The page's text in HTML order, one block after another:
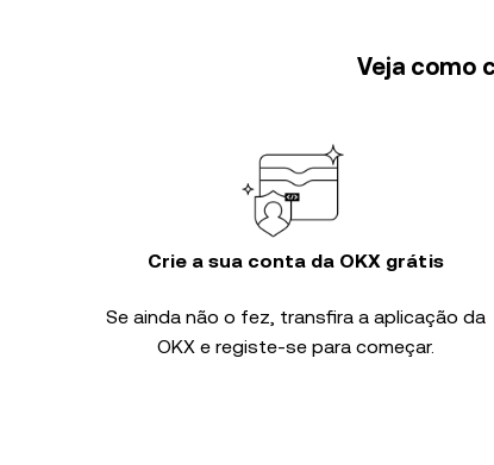
Veja como
Crie a sua conta da OKX grátis
Se ainda não o fez, transfira a aplicação da
OKX e registe-se para começar.